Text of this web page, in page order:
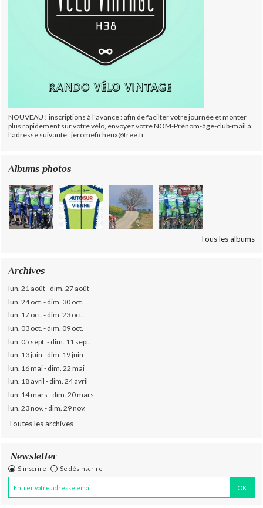
NOUVEAU ! inscriptions à l'avance : afin de facilter votre journée et monter
plus rapidement sur votre vélo, envoyez votre NOM-Prénom-âge-club-mail à
l'adresse suivante : jeromeficheux@free.fr
Albums photos
Tous les albums
Archives
lun. 21 août - dim. 27 août
lun. 24 oct. - dim. 30 oct.
lun. 17 oct. - dim. 23 oct.
lun. 03 oct. - dim. 09 oct.
lun. 05 sept. - dim. 11 sept.
lun. 13 juin - dim. 19 juin
lun. 16 mai - dim. 22 mai
lun. 18 avril - dim. 24 avril
lun. 14 mars - dim. 20 mars
lun. 23 nov. - dim. 29 nov.
Toutes les archives
Newsletter
S'inscrire Se désinscrire